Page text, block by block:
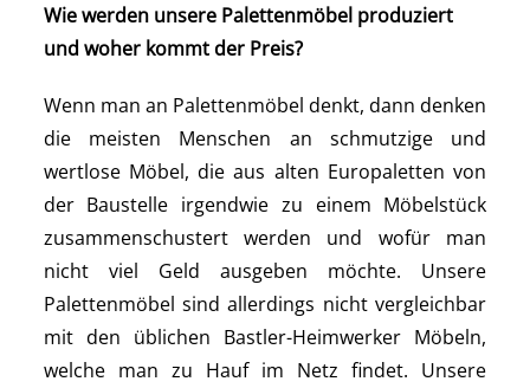
Wie werden unsere Palettenmöbel produziert
und woher kommt der Preis?
Wenn man an Palettenmöbel denkt, dann denken
die meisten Menschen an schmutzige und
wertlose Möbel, die aus alten Europaletten von
der Baustelle irgendwie zu einem Möbelstück
zusammenschustert werden und wofür man
nicht viel Geld ausgeben möchte. Unsere
Palettenmöbel sind allerdings nicht vergleichbar
mit den üblichen Bastler-Heimwerker Möbeln,
welche man zu Hauf im Netz findet. Unsere